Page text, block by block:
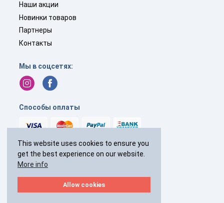
This website uses cookies to ensure you
get the best experience on our website.
More info
Allow cookies
Наши акции
Новинки товаров
Партнеры
Контакты
Мы в соцсетях:
Способы оплаты
+44(0) 238 040 7287
с 9:00 до 19:00 без выходных
2026 © Все права защищены